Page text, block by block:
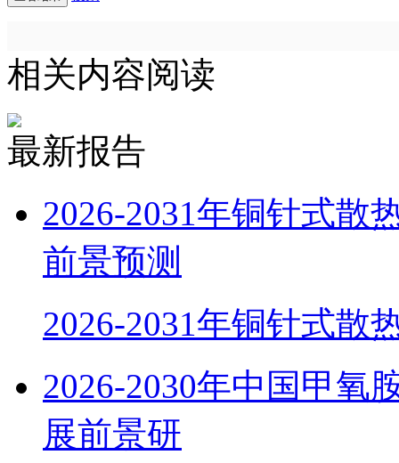
相关内容阅读
最新报告
2026-2031年铜针式散
前景预测
2026-2031年铜针式散
2026-2030年中国甲氧
展前景研